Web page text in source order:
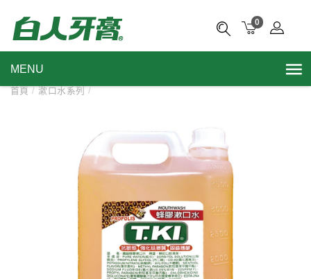
0
MENU
首頁/ 漱口水系列 /